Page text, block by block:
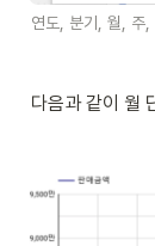
연도, 분기, 월, 주,
다음과 같이 월